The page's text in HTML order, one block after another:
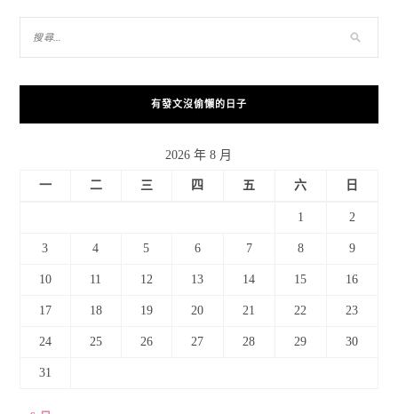
有發文沒偷懶的日子
2026 年 8 月
一 二 三 四 五 六 日
1 2
3 4 5 6 7 8 9
10 11 12 13 14 15 16
17 18 19 20 21 22 23
24 25 26 27 28 29 30
31